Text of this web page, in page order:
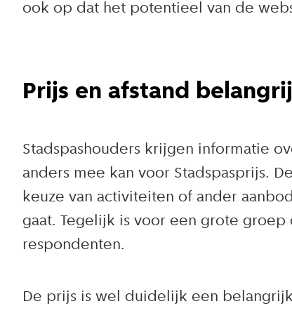
ook op dat het potentieel van de
Prijs en afstand
Stadspashouders krijgen informatie
anders mee kan voor Stadspasprijs.
keuze van activiteiten of ander
gaat. Tegelijk is voor een grote
respondenten.
De prijs is wel duidelijk een